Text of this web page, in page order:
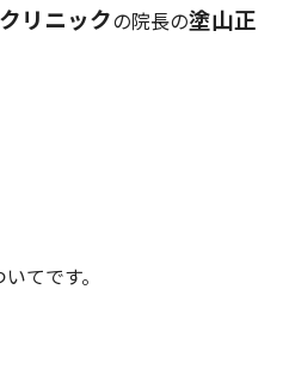
リニックの院長の塗山正
てです。